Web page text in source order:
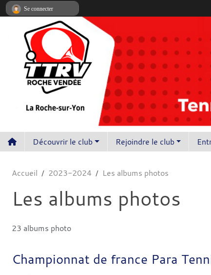
Découvrir le club Rejoindre le club
Accueil 2023-2024 Les albums photos
Les albums photos
23 albums photo
Championnat de france Para
Se connecter
Panneau de gestion des cookies